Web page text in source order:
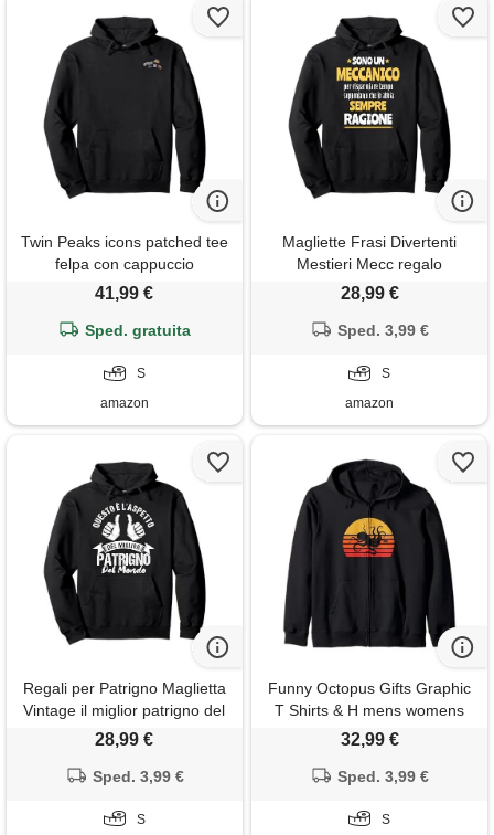
Twin Peaks icons patched tee
felpa con cappuccio
41,99 €
Sped. gratuita
S
amazon
Magliette Frasi Divertenti
Mestieri Mecc regalo
divertente meccanico uomo
felpa con cappuccio
28,99 €
Sped. 3,99 €
S
amazon
Regali per Patrigno Maglietta
Vintage il miglior patrigno del
mondo regalo compleanno
28,99 €
Sped. 3,99 €
S
Funny Octopus Gifts Graphic
T Shirts & H mens womens
kids retro vintage sunset
cappuccio
32,99 €
Sped. 3,99 €
S